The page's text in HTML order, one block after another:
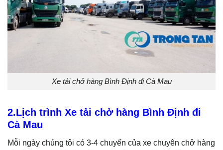
Xe tải chở hàng Bình Định đi Cà Mau
2.Lịch trình Xe tải chở hàng Bình Định đi
Cà Mau
Mỗi ngày chúng tôi có 3-4 chuyến của xe chuyên chở hàng